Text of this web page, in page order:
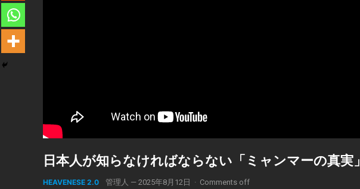
日本人が知らなければならない「ミャンマーの真実」
HEAVENESE 2.0 管理人 — 2025年8月12日 · Comments off